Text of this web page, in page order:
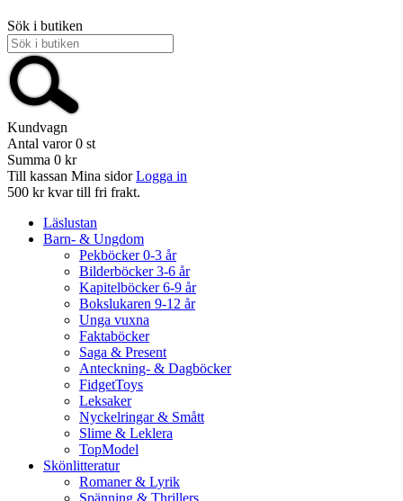
Sök i butiken
Kundvagn
Antal varor 0 st
Summa 0 kr
Till kassan Mina sidor Logga in
500 kr kvar till fri frakt.
Läslustan
Barn- & Ungdom
Pekböcker 0-3 år
Bilderböcker 3-6 år
Kapitelböcker 6-9 år
Bokslukaren 9-12 år
Unga vuxna
Faktaböcker
Saga & Present
Anteckning- & Dagböcker
FidgetToys
Leksaker
Nyckelringar & Smått
Slime & Leklera
TopModel
Skönlitteratur
Romaner & Lyrik
Spänning & Thrillers